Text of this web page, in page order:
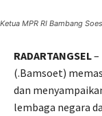
Ketua MPR RI Bambang
RADARTANGSEL–
(.Bamsoet)
dan
lembaga negara